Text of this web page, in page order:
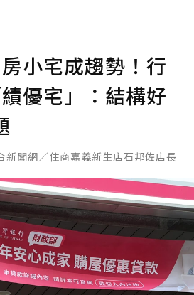
小宅成趨勢！行
優宅」：結構好
新聞網／住商嘉義新生店石邦佐店長